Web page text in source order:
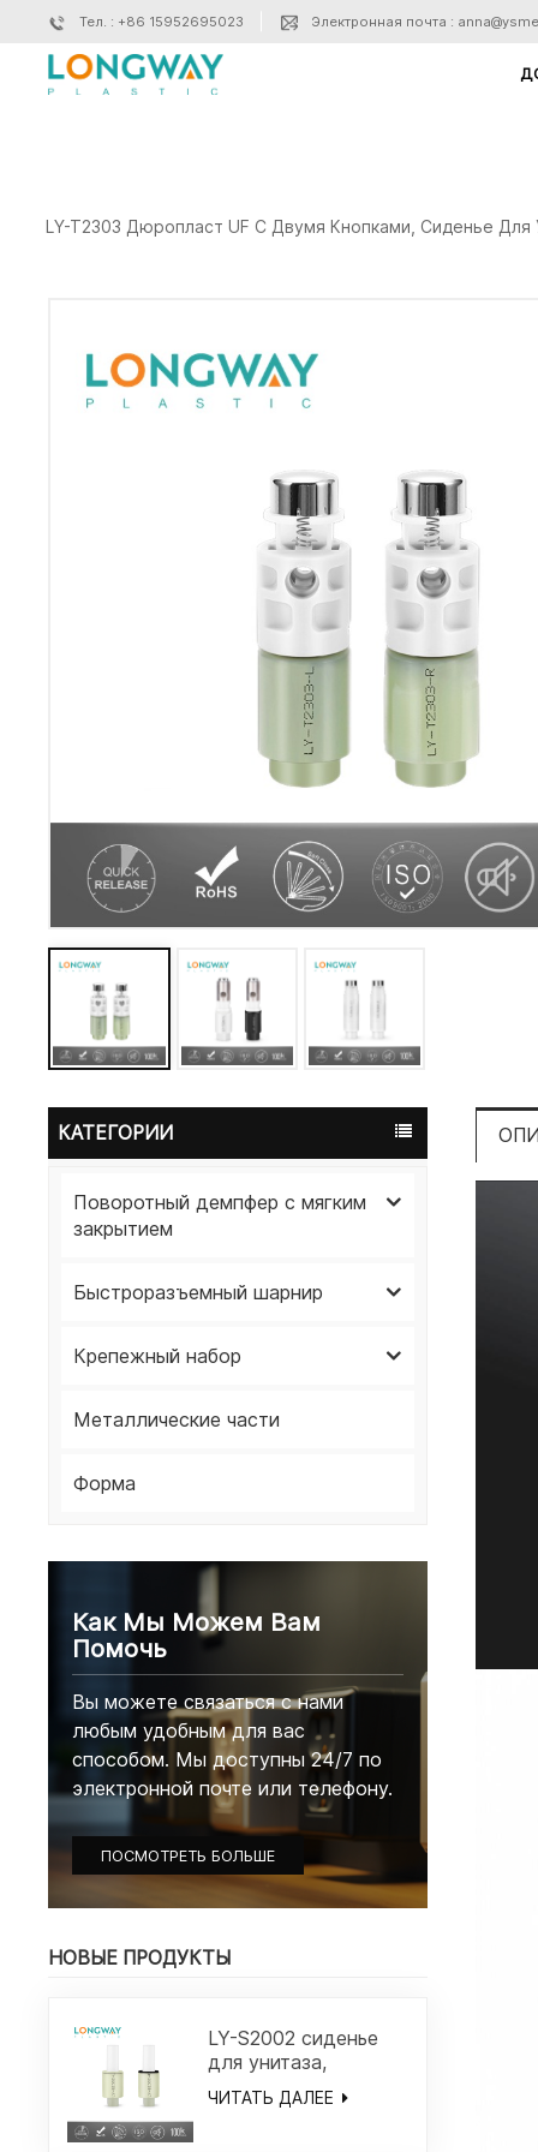
Тел. : +86 15952695023 Электронная почта :
LY-T2303 Дюропласт UF С Двумя Кнопками, Сиденье
КАТЕГОРИИ
Поворотный демпфер с мягким
закрытием
Быстроразъемный шарнир
Крепежный набор
Металлические части
Форма
Как Мы Можем Вам
Помочь
Вы можете связаться с нами
любым удобным для вас
способом. Мы доступны 24/7 по
электронной почте или телефону.
ПОСМОТРЕТЬ БОЛЬШЕ
НОВЫЕ ПРОДУКТЫ
LY-S2002 сиденье
для унитаза,
дешевый мягкий
закрывающийся
ЧИТАТЬ ДАЛЕЕ